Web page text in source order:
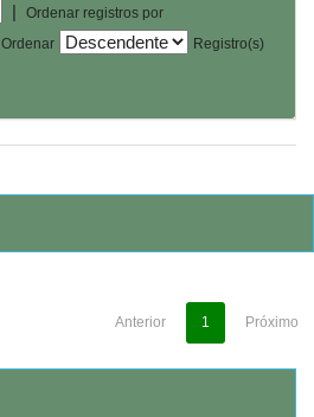
|
Ordenar registros por
Ordenar
Registro(s)
Anterior 1 Próximo